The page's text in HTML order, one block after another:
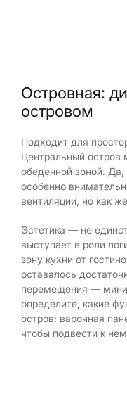
Островная:
островом
Подходит для
Центральный остров
обеденной зоной. Да,
особенно
вентиляции, но как
Эстетика — не
выступает в роли
зону кухни от
оставалось
перемещения —
определите, какие
остров: варочная
чтобы подвести к